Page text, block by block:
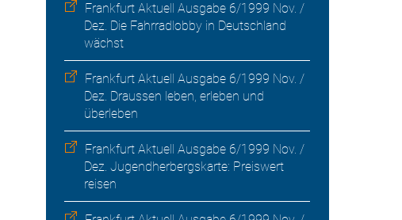
Frankfurt Aktuell Ausgabe 6/1999 Nov. /
Dez. Die Fahrradlobby in Deutschland
wächst
Frankfurt Aktuell Ausgabe 6/1999 Nov. /
Dez. Draussen leben, erleben und
überleben
Frankfurt Aktuell Ausgabe 6/1999 Nov. /
Dez. Jugendherbergskarte: Preiswert
reisen